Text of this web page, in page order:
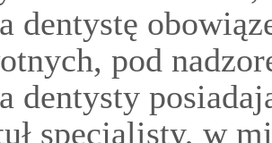
dentystę
pod
dentysty
specjalisty, w